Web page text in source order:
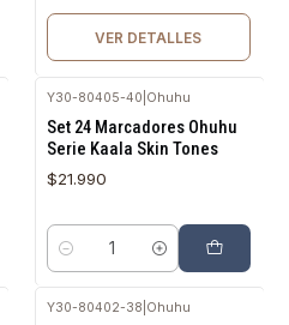
VER DETALLES
Y30-80405-40 Ohuhu
Set 24 Marcadores Ohuhu
Serie Kaala Skin Tones
$21.990
Cantidad
Y30-80402-38 Ohuhu